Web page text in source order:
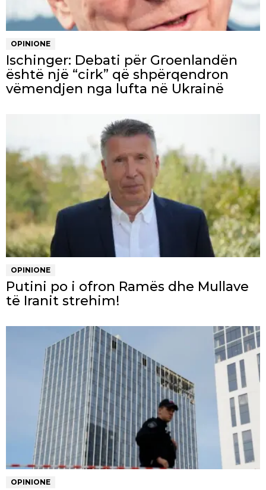
OPINIONE
Ischinger: Debati për Groenlandën
është një “cirk” që shpërqendron
vëmendjen nga lufta në Ukrainë
OPINIONE
Putini po i ofron Ramës dhe Mullave
të Iranit strehim!
OPINIONE